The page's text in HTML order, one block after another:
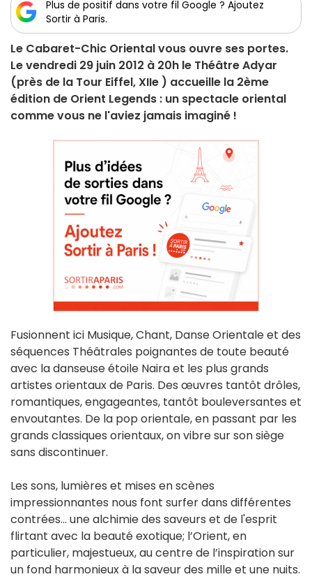
Plus de positif dans votre fil Google ? Ajoutez
Sortir à Paris.
Le Cabaret-Chic Oriental vous ouvre ses portes.
Le vendredi 29 juin 2012 à 20h le Théâtre Adyar
(près de la Tour Eiffel, XIIe ) accueille la 2ème
édition de Orient Legends : un spectacle oriental
comme vous ne l'aviez jamais imaginé !
Fusionnent ici Musique, Chant, Danse Orientale et des
séquences Théâtrales poignantes de toute beauté
avec la danseuse étoile Naira et les plus grands
artistes orientaux de Paris. Des œuvres tantôt drôles,
romantiques, engageantes, tantôt bouleversantes et
envoutantes. De la pop orientale, en passant par les
grands classiques orientaux, on vibre sur son siège
sans discontinuer.
Les sons, lumières et mises en scènes
impressionnantes nous font surfer dans différentes
contrées... une alchimie des saveurs et de l'esprit
flirtant avec la beauté exotique; l’Orient, en
particulier, majestueux, au centre de l’inspiration sur
un fond harmonieux à la saveur des mille et une nuits.